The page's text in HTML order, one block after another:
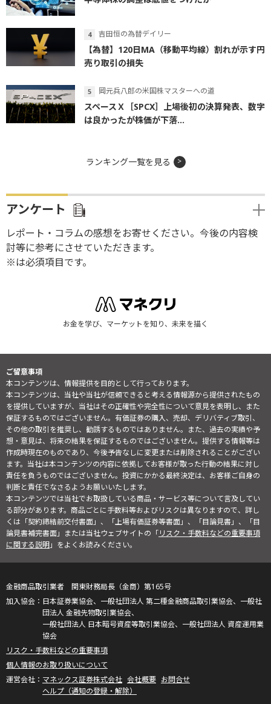
吉田恒の為替デイリー
【為替】120日MA（移動平均線）割れが示す円
売り取引の損失
岡元兵八郎の米国株マスターへの道
スペースＸ［SPCX］上場後初の決算発表、数字
は良かったが株価が下落...
ランキング一覧を見る
アンケート
レポート・コラムの感想をお寄せください。今後の内容検
討等に参考にさせていただきます。
※は必須項目です。
お金を学び、マーケットを知り、未来を描く
ご留意事項
本コンテンツは、情報提供を目的として行っております。
本コンテンツは、当社や当社が信頼できると考える情報源から提供されたもの
を提供していますが、当社はその正確性や完全性について意見を表明し、また
保証するものではございません。有価証券の購入、売却、デリバティブ取引、
その他の取引を推奨し、勧誘するものではありません。また、過去の実績や予
想・意見は、将来の結果を保証するものではございません。提供する情報等は
作成時現在のものであり、今後予告なしに変更または削除されることがござい
ます。当社は本コンテンツの内容に依拠してお客様が取った行動の結果に対し
責任を負うものではございません。投資にかかる最終決定は、お客様ご自身の
判断と責任でなさるようお願いいたします。
本コンテンツでは当社でお取扱している商品・サービス等について言及してい
る部分があります。商品ごとに手数料等およびリスクは異なりますので、詳し
くは「契約締結前交付書面」、「上場有価証券等書面」、「目論見書」、「目
論見書補完書面」または当社ウェブサイトの「リスク・手数料などの重要事項
に関する説明」をよくお読みください。
金融商品取引業者 関東財務局長（金商）第165号
日本証券業協会、一般社団法人 第二種金融商品取引業協会、一般社
団法人 金融先物取引業協会、
一般社団法人 日本暗号資産等取引業協会、一般社団法人 資産運用業
協会
リスク・手数料などの重要事項
個人情報のお取り扱いについて
マネックス証券株式会社 会社概要 お問合せ
ヘルプ（通知の登録・解除）